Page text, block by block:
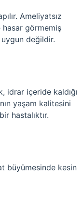
Ameliyatsız
görmemiş
uygun değildir.
idrar içeride kaldığı
yaşam kalitesini
hastalıktır.
büyümesinde kesin